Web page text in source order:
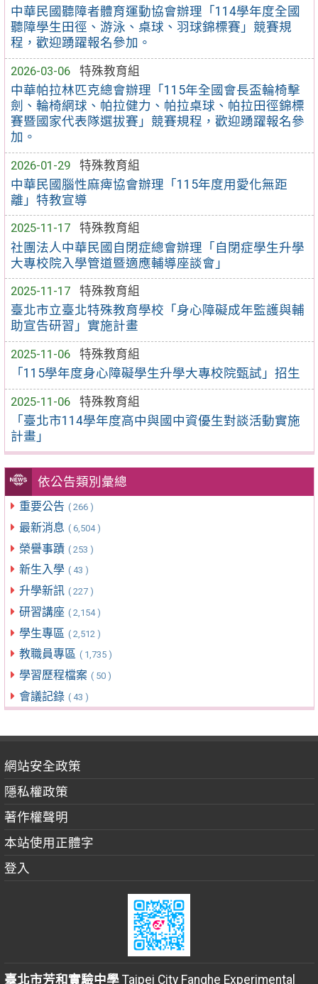
中華民國聽障者體育運動協會辦理「114學年度全國
聽障學生田徑、游泳、桌球、羽球錦標賽」競賽規
程，歡迎踴躍報名參加。
2026-03-06
特殊教育組
中華帕拉林匹克總會辦理「115年全國會長盃輪椅擊
劍、輪椅網球、帕拉健力、帕拉桌球、帕拉田徑錦標
賽暨國家代表隊選拔賽」競賽規程，歡迎踴躍報名參
加。
2026-01-29
特殊教育組
中華民國腦性麻痺協會辦理「115年度用愛化無距
離」特教宣導
2025-11-17
特殊教育組
社團法人中華民國自閉症總會辦理「自閉症學生升學
大專校院入學管道暨適應輔導座談會」
2025-11-17
特殊教育組
臺北市立臺北特殊教育學校「身心障礙成年監護與輔
助宣告研習」實施計畫
2025-11-06
特殊教育組
「115學年度身心障礙學生升學大專校院甄試」招生
2025-11-06
特殊教育組
「臺北市114學年度高中與國中資優生對談活動實施
計畫」
依公告類別彙總
重要公告 ( 266 )
最新消息 ( 6,504 )
榮譽事蹟 ( 253 )
新生入學 ( 43 )
升學新訊 ( 227 )
研習講座 ( 2,154 )
學生專區 ( 2,512 )
教職員專區 ( 1,735 )
學習歷程檔案 ( 50 )
會議記錄 ( 43 )
網站安全政策
隱私權政策
著作權聲明
本站使用正體字
登入
臺北市芳和實驗中學Taipei City Fanghe Experimental